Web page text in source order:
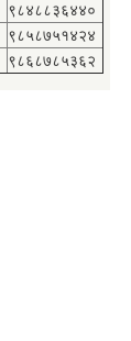
९८४८८३६४४०
९८५८७५१४२४
९८६८७८५३६२